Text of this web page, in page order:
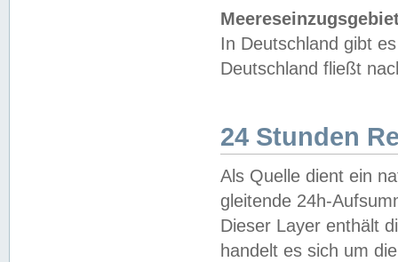
In Deutschland gibt
Deutschland fließt
24 Stunden
Als Quelle dient ein
gleitende 24h-
Dieser Layer enthält
handelt es sich um